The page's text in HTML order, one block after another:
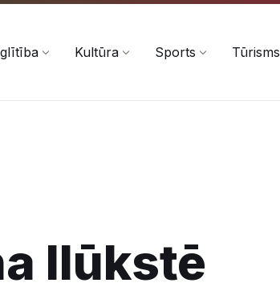
Kultūra Sports Tūrisms
Ilūkstē